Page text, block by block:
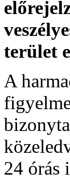
terület
A
24 órás